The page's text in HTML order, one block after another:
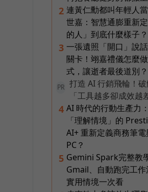
2 連黃仁勳都叫年輕人
世嘉：智慧通膨重新
的人」到底什麼樣子？
3 一張遺照「開口」說
關卡！翊嘉禮儀怎麼
式，讓逝者最後道別？
PR
打造 AI 行銷飛輪！
「工具越多卻成效越
4 AI 時代的行動生產力
「理解情境」的
AI+ 重新定義商務筆
PC？
5 Gemini Spark完整教
Gmail、自動跑完工作
實用情境一次看